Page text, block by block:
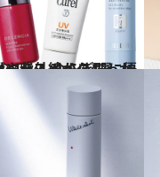
らしっかりガード！ ゆらぎ肌に優しいベースメイク4選
ーティ＆ヘルス